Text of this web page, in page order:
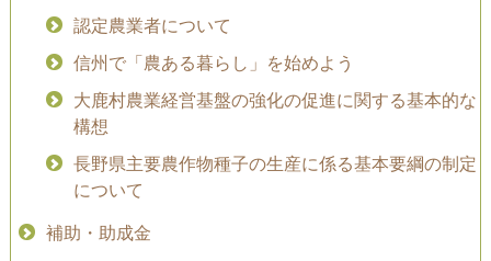
認定農業者について
信州で「農ある暮らし」を始めよう
大鹿村農業経営基盤の強化の促進に関する基本的な
構想
長野県主要農作物種子の生産に係る基本要綱の制定
について
補助・助成金